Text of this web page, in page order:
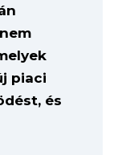
piaci
és